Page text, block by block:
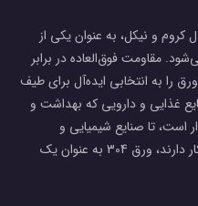
ترکیب متعادل کروم و نیکل، به عنوان یکی از
مقاومت فوق‌العاده در برابر
را به انتخابی ایده‌آل برای طیف
غذایی و دارویی که بهداشت و
است، تا صنایع شیمیایی و
پتروشیمی که با محیط‌های خورنده سروکار دارند، ورق 304 به عنوان یک